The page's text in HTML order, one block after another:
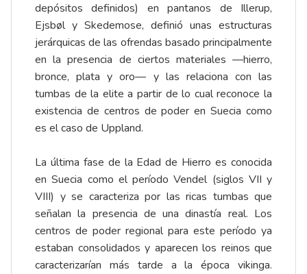
depósitos definidos) en pantanos de Illerup,
Ejsbøl y Skedemose, definió unas estructuras
jerárquicas de las ofrendas basado principalmente
en la presencia de ciertos materiales —hierro,
bronce, plata y oro— y las relaciona con las
tumbas de la elite a partir de lo cual reconoce la
existencia de centros de poder en Suecia como
es el caso de Uppland.
La última fase de la Edad de Hierro es conocida
en Suecia como el período Vendel (siglos VII y
VIII) y se caracteriza por las ricas tumbas que
señalan la presencia de una dinastía real. Los
centros de poder regional para este período ya
estaban consolidados y aparecen los reinos que
caracterizarían más tarde a la época vikinga.